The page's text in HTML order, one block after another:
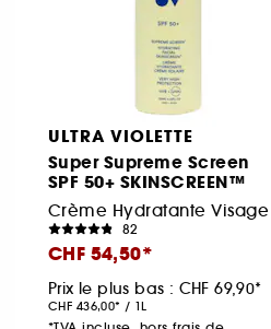
ULTRA VIOLETTE
Super Supreme Screen
SPF 50+ SKINSCREEN™
Crème Hydratante Visage
82
CHF 54,50
Prix le plus bas : CHF 69,90
CHF 436,00 / 1L